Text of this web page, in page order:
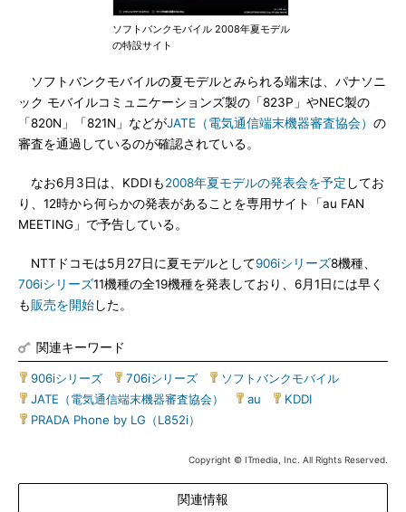
ソフトバンクモバイル 2008年夏モデル
の特設サイト
ソフトバンクモバイルの夏モデルとみられる端末は、パナソニ
ック モバイルコミュニケーションズ製の「823P」やNEC製の
「820N」「821N」などがJATE（電気通信端末機器審査協会） の
審査を通過しているのが確認されている。
なお6月3日は、KDDIも2008年夏モデルの発表会を予定 してお
り、12時から何らかの発表があることを専用サイト「au FAN
MEETING」で予告している。
NTTドコモは5月27日に夏モデルとして906iシリーズ8機種、
706iシリーズ11機種の全19機種を発表しており、6月1日には早く
も販売を開始した。
関連キーワード
906iシリーズ 706iシリーズ ソフトバンクモバイル
JATE（電気通信端末機器審査協会）
au KDDI
PRADA Phone by LG（L852i）
Copyright © ITmedia, Inc. All Rights Reserved.
関連情報